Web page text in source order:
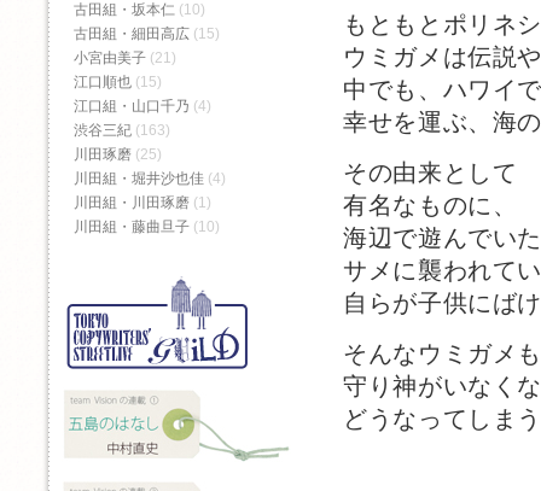
もともとポリネ
ウミガメは伝説
中でも、ハワイ
幸せを運ぶ、海
その由来として
有名なものに、
海辺で遊んでい
サメに襲われて
自らが子供にば
そんなウミガメ
守り神がいなく
どうなってしま
古田組・坂本仁 (10)
古田組・細田高広 (15)
小宮由美子 (21)
江口順也 (15)
江口組・山口千乃 (4)
渋谷三紀 (163)
川田琢磨 (25)
川田組・堀井沙也佳 (4)
川田組・川田琢磨 (1)
川田組・藤曲旦子 (10)